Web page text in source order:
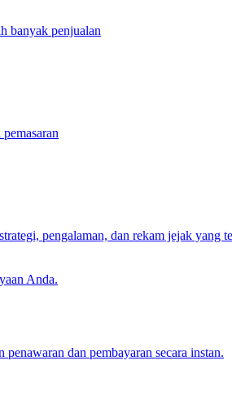
banyak penjualan
pengalaman, dan rekam jejak yang
Anda.
dan pembayaran secara instan.